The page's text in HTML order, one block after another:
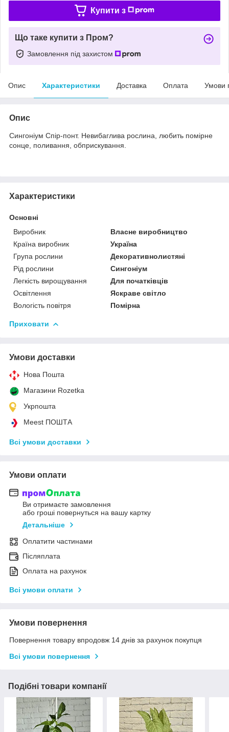
Купити з
Що таке купити з Пром?
Замовлення під захистом
Опис Характеристики Доставка Оплата Умови
Опис
Сингоніум Спір-понт. Невибаглива рослина, любить помірне
сонце, поливання, обприскування.
Характеристики
Основні
Виробник
Власне виробництво
Країна виробник
Україна
Група рослини
Декоративнолистяні
Рід рослини
Сингоніум
Легкість вирощування
Для початківців
Освітлення
Яскраве світло
Вологість повітря
Помірна
Приховати
Умови доставки
Нова Пошта
Магазини Rozetka
Укрпошта
Meest ПОШТА
Всі умови доставки
Умови оплати
Ви отримаєте замовлення
або гроші повернуться на вашу картку
Детальніше
Оплатити частинами
Післяплата
Оплата на рахунок
Всі умови оплати
Умови повернення
Повернення товару впродовж 14 днів за рахунок покупця
Всі умови повернення
Подібні товари компанії